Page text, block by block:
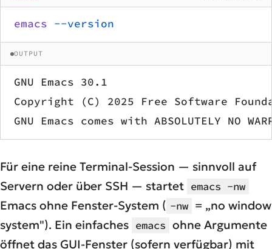
emacs --version
OUTPUT
GNU Emacs 30.1
Copyright (C) 2025 Free Software
GNU Emacs comes with ABSOLUTELY NO
Für eine reine Terminal-Session — sinnvoll auf
Servern oder über SSH — startet emacs -nw
Emacs ohne Fenster-System ( -nw = „no window
system"). Ein einfaches emacs ohne Argumente
öffnet das GUI-Fenster (sofern verfügbar) mit